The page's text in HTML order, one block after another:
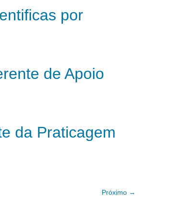
por
de Apoio
da Praticagem
Próximo →